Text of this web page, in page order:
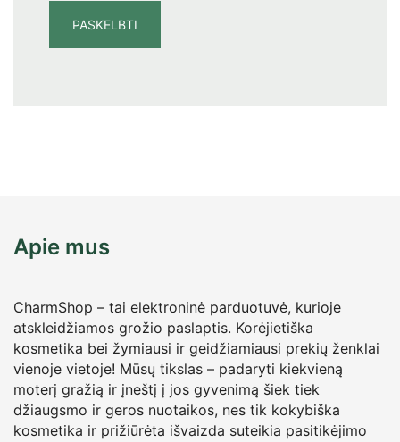
Apie mus
CharmShop – tai elektroninė parduotuvė, kurioje
atskleidžiamos grožio paslaptis. Korėjietiška
kosmetika bei žymiausi ir geidžiamiausi prekių ženklai
vienoje vietoje! Mūsų tikslas – padaryti kiekvieną
moterį gražią ir įneštį į jos gyvenimą šiek tiek
džiaugsmo ir geros nuotaikos, nes tik kokybiška
kosmetika ir prižiūrėta išvaizda suteikia pasitikėjimo